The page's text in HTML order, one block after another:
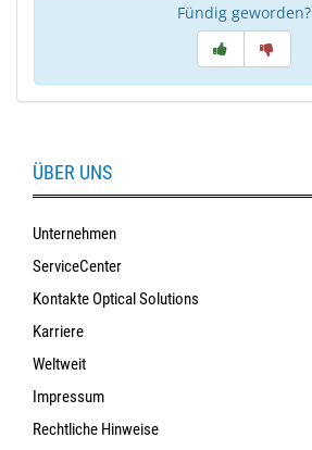
Fündig geworden?
ÜBER UNS
Unternehmen
ServiceCenter
Kontakte Optical Solutions
Karriere
Weltweit
Impressum
Rechtliche Hinweise